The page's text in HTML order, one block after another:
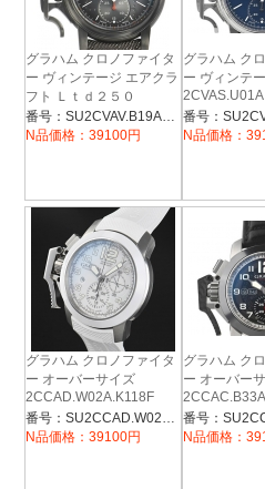
グラハム クロノファイタ
ー ヴィンテージ エアクラ
フト Ｌｔｄ２５０
2CVAV.B19A.T39F
番号：SU2CVAV.B19A.T39F
N品価格：39100円
グラハム ク
ー ヴィンテ
N品価格：
グラハム クロノファイタ
ー オーバーサイズ
2CCAD.W02A.K118F
番号：SU2CCAD.W02A.K118F
N品価格：39100円
グラハム ク
ー オーバー
N品価格：